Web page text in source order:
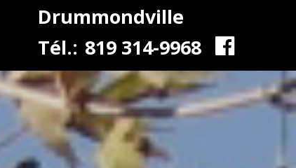
Drummondville
Tél.: 819 314-9968